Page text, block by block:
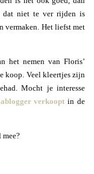
dat niet te ver rijden is
vermaken. Het liefst met
het nemen van Floris’
koop. Veel kleertjes zijn
Mocht je interesse
verkoopt in de